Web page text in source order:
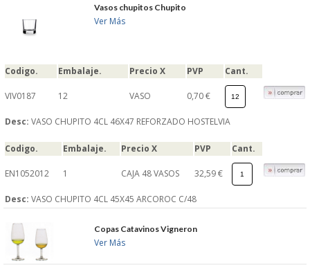
PAPEL Y PRODUCTOS UNIUSO
VAJILLA
CUCHILLOS DE COCINA
GASTOS DE ENVIO
FORMA DE PAGO
CONDICIONES DE COMPRA
Vasos chupitos Chupito
Ver Más
Codigo. Embalaje. Precio X PVP Cant.
VIV0187 12 VASO 0,70 €
Desc: VASO CHUPITO 4CL 46X47 REFORZADO HOSTELVIA
Codigo. Embalaje. Precio X PVP Cant.
EN1052012 1 CAJA 48 VASOS 32,59 €
Desc: VASO CHUPITO 4CL 45X45 ARCOROC C/48
Copas Catavinos Vigneron
Ver Más